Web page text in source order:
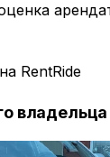
RentRide
владельца